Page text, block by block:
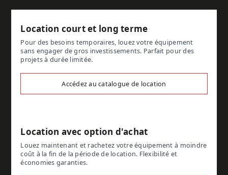
Location court et long terme
Pour des besoins temporaires, louez votre équipement
sans engager de gros investissements. Parfait pour des
projets à durée limitée.
Accédez au catalogue de location
Location avec option d'achat
Louez maintenant et rachetez votre équipement à moindre
coût à la fin de la période de location. Flexibilité et
économies garanties.